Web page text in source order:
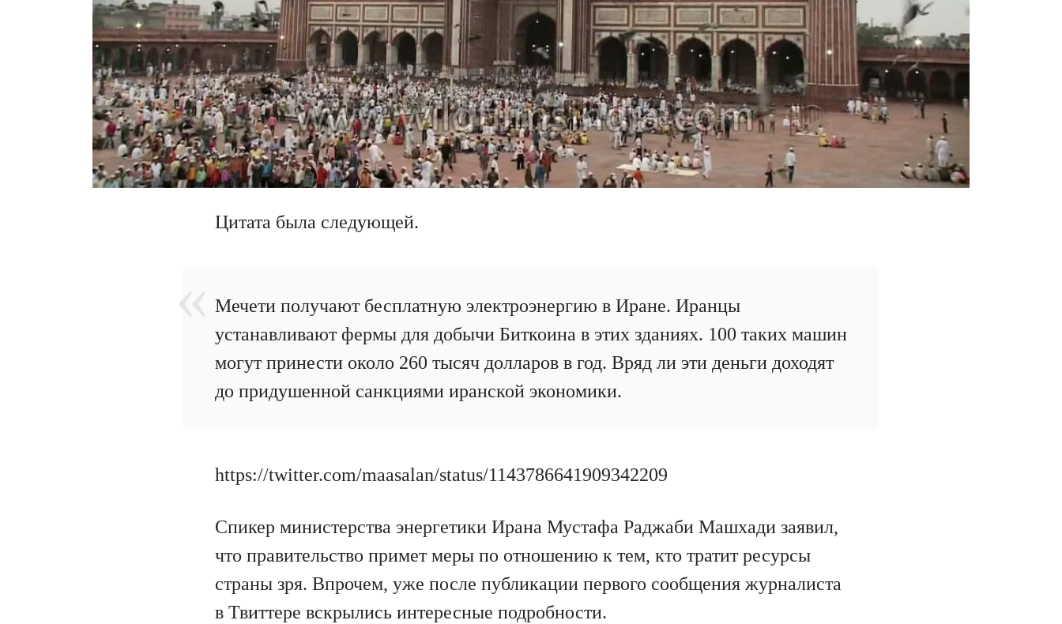
Цитата была следующей.
Мечети получают бесплатную электроэнергию в Иране. Иранцы
устанавливают фермы для добычи Биткоина в этих зданиях. 100 таких машин
могут принести около 260 тысяч долларов в год. Вряд ли эти деньги доходят
до придушенной санкциями иранской экономики.
https://twitter.com/maasalan/status/1143786641909342209
Спикер министерства энергетики Ирана Мустафа Раджаби Машхади заявил,
что правительство примет меры по отношению к тем, кто тратит ресурсы
страны зря. Впрочем, уже после публикации первого сообщения журналиста
в Твиттере вскрылись интересные подробности.